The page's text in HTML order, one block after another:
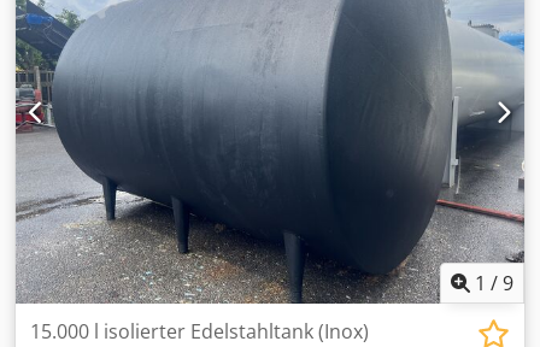
Getriebe im Ölbad für konstante Produktionsleistung und
gleichbleibende Verschlussqualität. - Verschlusstechnik
mit progressivem Verschlusssystem und Edelstahlkopf. -
Schutz- und Sicherheitsverkleidungen aus Edelstahl. -
Maximale Leistung: 100 Dosen/Min. - Produktion bei
aktuellem Format (127 mm) beträgt ca. 80 Dosen/Minute.
Technische Daten: Max. Durchmesser: 160 mm Min.-max.
Höhe: 20–175 mm Rotierender Verschließer mit Führungen
* Die Produktionsleistung kann je nach Format und zu
verschließendem Produkt variieren.
1 /9
15.000 l isolierter Edelstahltank (Inox)